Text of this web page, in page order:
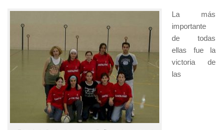
La más
importante
de todas
ellas fue la
victoria de
las